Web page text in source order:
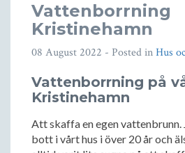
Vattenborrning
Kristinehamn
08 August 2022 - Posted inHus
Vattenborrning på
Kristinehamn
Att skaffa en egen vattenbrunn.
bott i vårt hus i över 20 år och